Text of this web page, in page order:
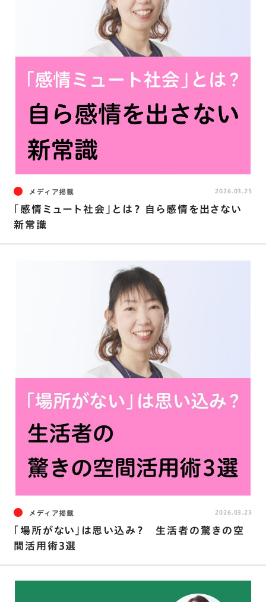
メディア掲載
｢感情ミュート社会｣とは？ 自ら感情を出さない
新常識
2026.03.25
メディア掲載
｢場所がない｣は思い込み？ 生活者の驚きの空
間活用術3選
2026.03.23